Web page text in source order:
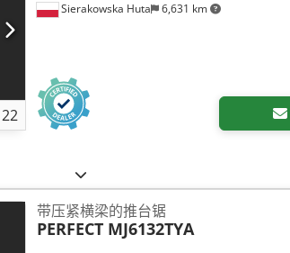
22
Sierakowska Huta 6,631 km
带压紧横梁的推台锯
PERFECT MJ6132TYA